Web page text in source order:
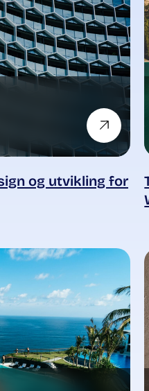
og utvikling for